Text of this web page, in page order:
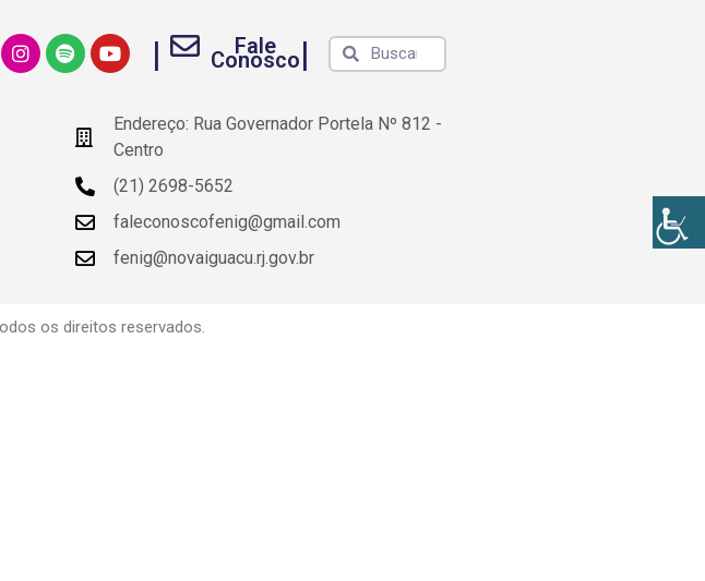
| Fale
Conosco|
Endereço: Rua Governador Portela Nº 812 -
Centro
(21) 2698-5652
faleconoscofenig@gmail.com
fenig@novaiguacu.rj.gov.br
os direitos reservados.